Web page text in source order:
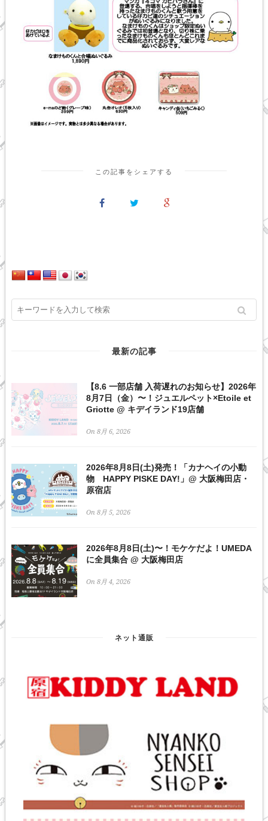
この記事をシェアする
最新の記事
【8.6 一部店舗 入荷遅れのお知らせ】2026年
8月7日（金）〜！ジュエルペット×Etoile et
Griotte @ キデイランド19店舗
On 8月 6, 2026
2026年8月8日(土)発売！「カナヘイの小動
物 HAPPY PISKE DAY!」@ 大阪梅田店・
原宿店
On 8月 5, 2026
2026年8月8日(土)〜！モケケだよ！UMEDA
に全員集合 @ 大阪梅田店
On 8月 4, 2026
ネット通販